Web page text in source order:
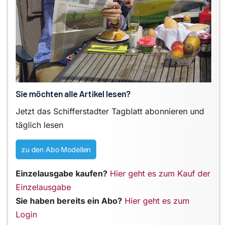
Sie möchten alle Artikel lesen?
Jetzt das Schifferstadter Tagblatt abonnieren und
täglich lesen
zu den Abo Modellen
Einzelausgabe kaufen? Hier geht es zum Kauf der
Einzelausgabe
Sie haben bereits ein Abo? Hier geht es zum
Login